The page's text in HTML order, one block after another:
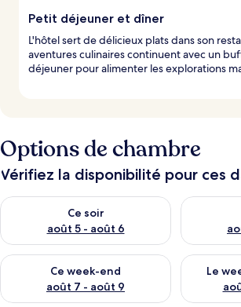
Petit déjeuner et dîner
L'hôtel sert de délicieux plats dans son
aventures culinaires continuent avec un
déjeuner pour alimenter les explorations
Options de chambre
Vérifiez la disponibilité pour ces
Ce soir
août 5 - août 6
Vérifier la disponibilité pour ce soir août 5
Vérifier la
Ce week-end
août 7 - août 9
Vérifier la disponibilité pour ce week-end
Le
Vérifier la